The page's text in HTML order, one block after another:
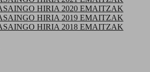
HIRIA 2020 EMAITZAK
HIRIA 2019 EMAITZAK
HIRIA 2018 EMAITZAK